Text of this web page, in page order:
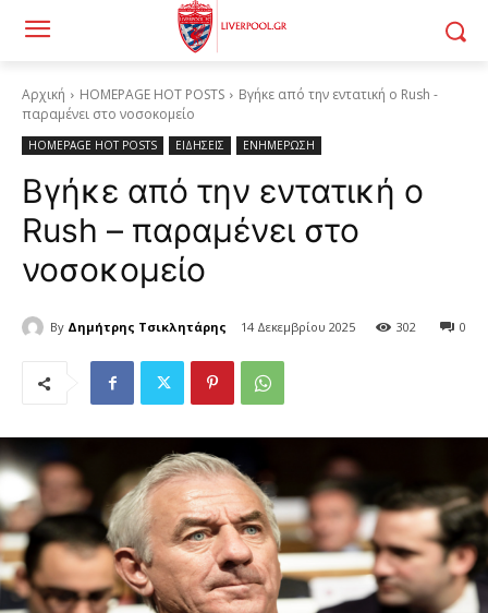
Αρχική HOMEPAGE HOT POSTS
Βγήκε από την εντατική ο Rush -
παραμένει στο νοσοκομείο
HOMEPAGE HOT POSTS ΕΙΔΗΣΕΙΣ ΕΝΗΜΕΡΩΣΗ
Βγήκε από την εντατική ο
Rush – παραμένει στο
νοσοκομείο
By Δημήτρης Τσικλητάρης 14 Δεκεμβρίου 2025 0
302